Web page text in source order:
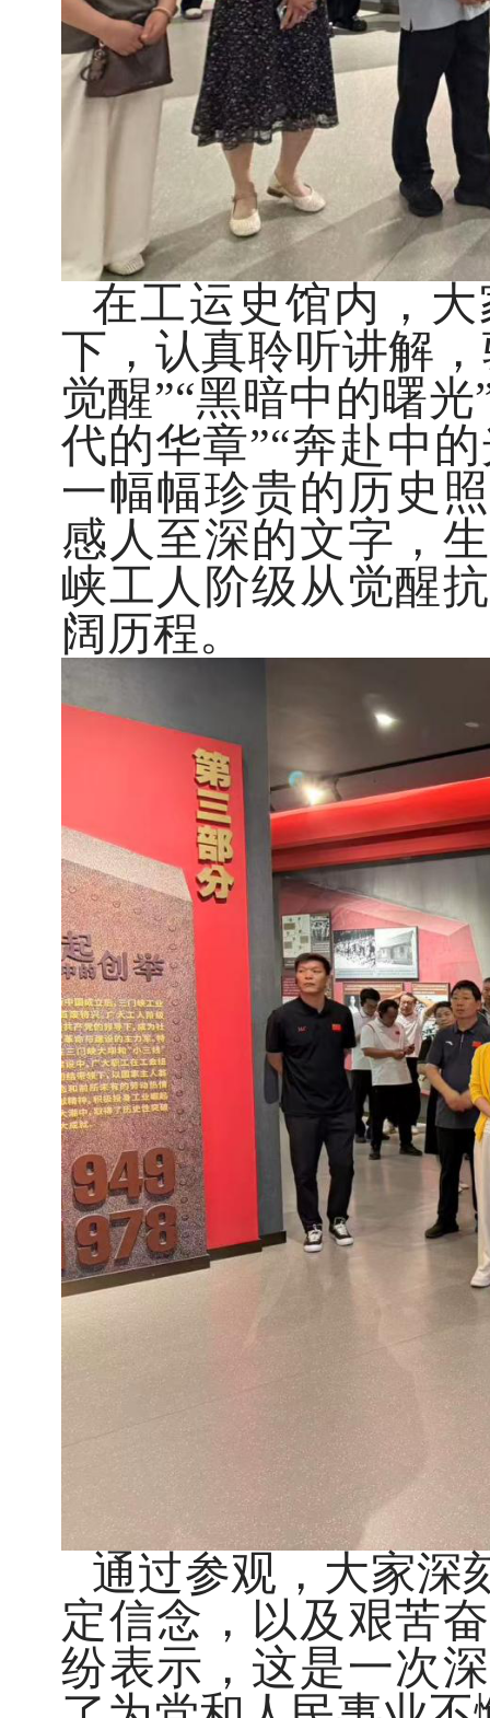
在工运史馆内，
下，认真聆听讲解
觉醒”“黑暗中的曙
代的华章”“奔赴中
一幅幅珍贵的历史
感人至深的文字，
峡工人阶级从觉醒
阔历程。
通过参观，大家深
定信念，以及艰苦
纷表示，这是一次